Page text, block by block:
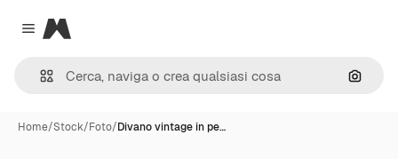
Close menu
Magnific
Cerca
Home/Stock/Foto/Divano vintage in pe…